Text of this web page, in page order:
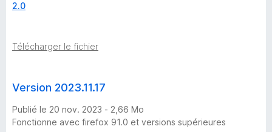
2.0
Télécharger le fichier
Version 2023.11.17
Publié le 20 nov. 2023 - 2,66 Mo
Fonctionne avec firefox 91.0 et versions supérieures